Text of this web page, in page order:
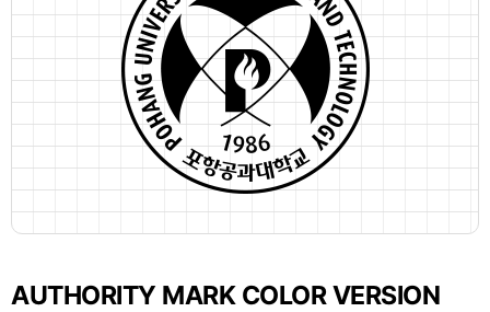
AUTHORITY MARK COLOR VERSION